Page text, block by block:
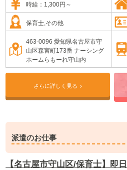
す。
★ナーシングホームと併設している施設の
画していて、療育以外でも沢山の学びを得
時給：1,300円～
保育士,その他
463-0096 愛知県名古屋市守
山区森宮町173番 ナーシング
ホームらもーれ守山内
さらに詳しく見る
派遣のお仕事
【名古屋市守山区/保育士】即